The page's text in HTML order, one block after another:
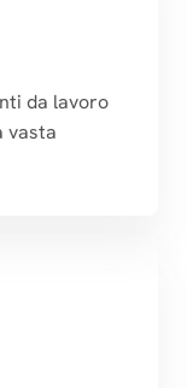
da lavoro
vasta